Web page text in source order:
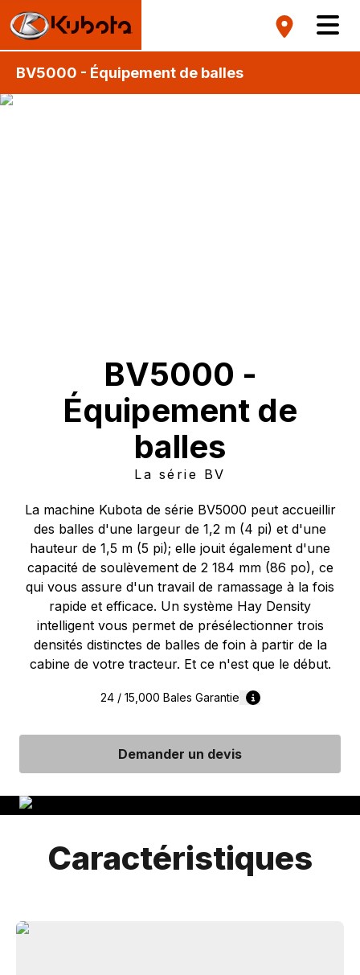
BV5000 - Équipement de balles
BV5000 -
Équipement de
balles
La série BV
La machine Kubota de série BV5000 peut accueillir
des balles d'une largeur de 1,2 m (4 pi) et d'une
hauteur de 1,5 m (5 pi); elle jouit également d'une
capacité de soulèvement de 2 184 mm (86 po), ce
qui vous assure d'un travail de ramassage à la fois
rapide et efficace. Un système Hay Density
intelligent vous permet de présélectionner trois
densités distinctes de balles de foin à partir de la
cabine de votre tracteur. Et ce n'est que le début.
24 / 15,000 Bales Garantie
Demander un devis
Caractéristiques